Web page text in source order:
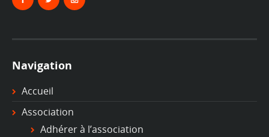
Navigation
Accueil
Association
Adhérer à l’association